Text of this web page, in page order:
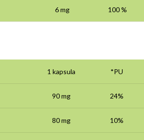
6 mg 100 %
1 kapsula *PU
90 mg 24%
80 mg 10%